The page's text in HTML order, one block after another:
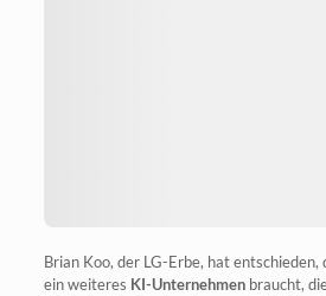
Bri­an Koo, der LG-Erbe, hat
ein wei­te­res KI-Unter­neh­menbraucht,